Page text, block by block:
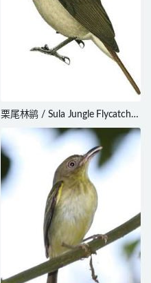
栗尾林鹟 / Sula Jungle Flycatcher
/ Cyornis colonus